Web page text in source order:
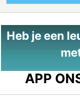
Heb je een
APP